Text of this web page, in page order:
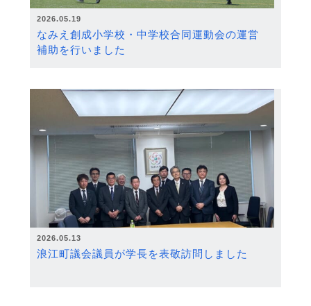
2026.05.19
なみえ創成小学校・中学校合同運動会の運営
補助を行いました
2026.05.13
浪江町議会議員が学長を表敬訪問しました